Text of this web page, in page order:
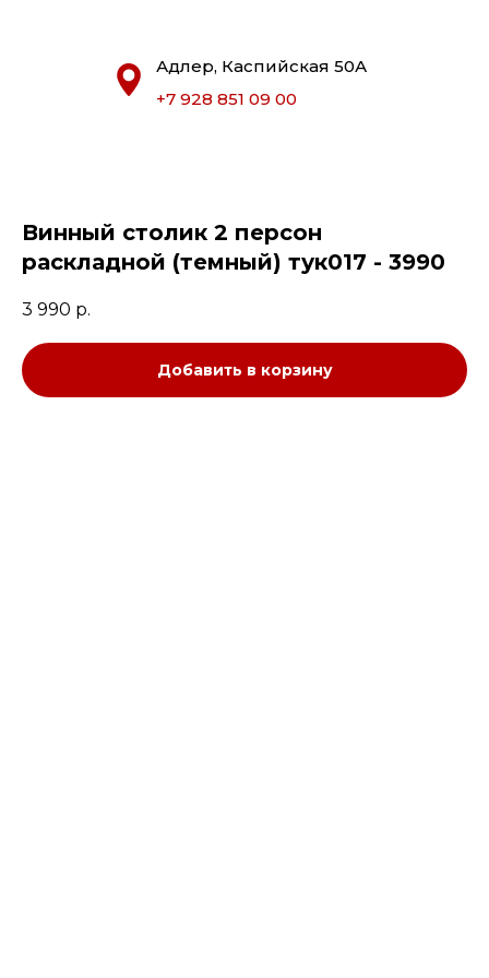
Адлер, Каспийская 50А
+7 928 851 09 00
Винный столик 2 персон
раскладной (темный) тук017 - 3990
3 990 р.
Добавить в корзину